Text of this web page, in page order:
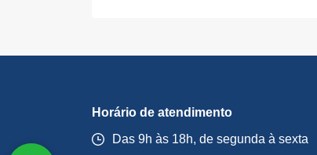
Horário de atendimento
Das 9h às 18h, de segunda à sexta